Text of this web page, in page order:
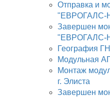
Отправка и
"ЕВРОГАЛС-
Завершен
"ЕВРОГАЛС-
География
Модульная
Монтаж
г. Элиста
Завершен